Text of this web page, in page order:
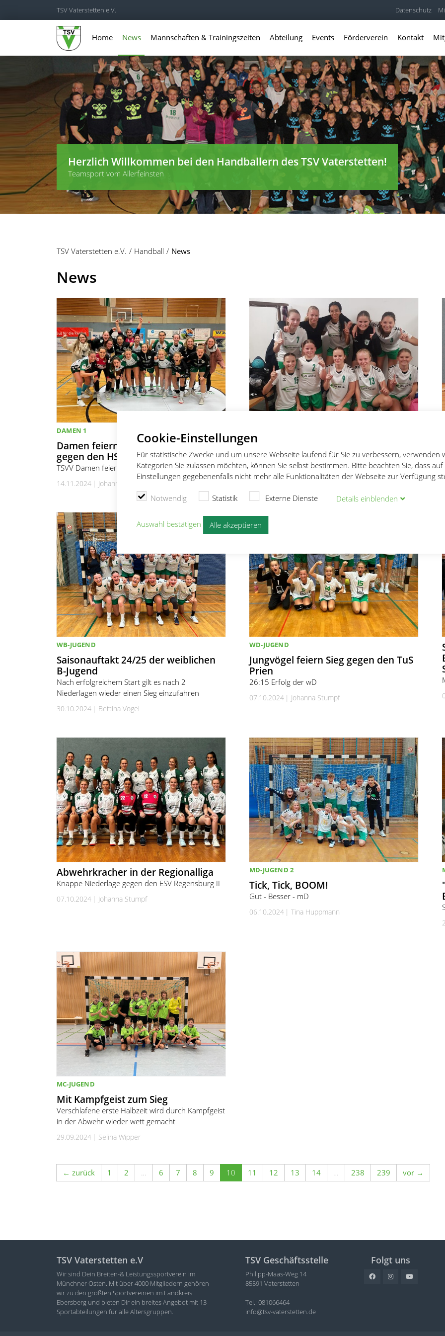
Cookie-Einstellungen
Für statistische Zwecke und um unsere Webseite laufend für Sie zu verbessern, verwenden
Kategorien Sie zulassen möchten, können Sie selbst bestimmen. Bitte beachten Sie, dass
Einstellungen gegebenenfalls nicht mehr alle Funktionalitäten der Webseite zur Verfügung
Notwendig Statistik Externe Dienste Details einblenden
Auswahl bestätigen Alle akzeptieren
TSV Vaterstetten e.V. Datenschutz
Home News Mannschaften & Trainingszeiten Abteilung Events Förderverein Kontakt
Herzlich Willkommen bei den Handballern des TSV Vaterstetten!
Teamsport vom Allerfeinsten
TSV Vaterstetten e.V. Handball News
News
DAMEN 1
Damen feiern 29:24 Heimerfolg
gegen den HSV Bergtheim
TSVV Damen feiern den dritten Sieg in Folge
14.11.2024 Johanna Stumpf
Jungvögel zurück in der Erfolgsspur
Punktgewinn in Kempten
14.11.2024 Johanna Stumpf
WB-JUGEND
Saisonauftakt 24/25 der weiblichen
B-Jugend
Nach erfolgreichem Start gilt es nach 2
Niederlagen wieder einen Sieg einzufahren
30.10.2024 Bettina Vogel
WD-JUGEND
Jungvögel feiern Sieg gegen den TuS
Prien
26:15 Erfolg der wD
07.10.2024 Johanna Stumpf
Abwehrkracher in der Regionalliga
Knappe Niederlage gegen den ESV Regensburg II
07.10.2024 Johanna Stumpf
MD-JUGEND 2
Tick, Tick, BOOM!
Gut - Besser - mD
06.10.2024 Tina Huppmann
MC-JUGEND
Mit Kampfgeist zum Sieg
Verschlafene erste Halbzeit wird durch Kampfgeist
in der Abwehr wieder wett gemacht
29.09.2024 Selina Wipper
← zurück 1 2 … 6 7 8 9 10 11 12 13 14 … 238 239 vor →
TSV Vaterstetten e.V
Wir sind Dein Breiten-& Leistungssportverein im
Münchner Osten. Mit über 4000 Mitgliedern gehören
wir zu den größten Sportvereinen im Landkreis
Ebersberg und bieten Dir ein breites Angebot mit 13
Sportabteilungen für alle Altersgruppen.
TSV Geschäftsstelle
Philipp-Maas-Weg 14
85591 Vaterstetten
Tel.: 081066464
info@tsv-vaterstetten.de
Folgt uns